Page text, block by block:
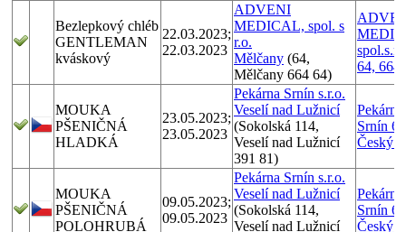
Bezlepkový chléb
GENTLEMAN
kváskový
22.03.2023;
22.03.2023
ADVENI
MEDICAL, spol. s
r.o.
Mělčany (64,
Mělčany 664 64)
64, 664
MOUKA
PŠENIČNÁ
HLADKÁ
23.05.2023;
23.05.2023
Pekárna Srnín s.r.o.
Veselí nad Lužnicí
(Sokolská 114,
Veselí nad Lužnicí
391 81)
Srnín
Český
MOUKA
PŠENIČNÁ
POLOHRUBÁ
09.05.2023;
09.05.2023
Pekárna Srnín s.r.o.
Veselí nad Lužnicí
(Sokolská 114,
Veselí nad Lužnicí
Srnín
Český